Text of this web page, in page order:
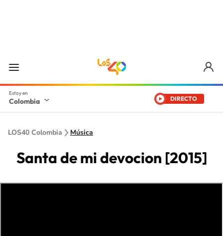
Colombia DIRECTO
LOS40 Colombia Música
Santa de mi devocion [2015]